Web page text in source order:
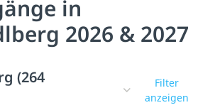
in
2026 & 2027
(264
Filter
anzeigen